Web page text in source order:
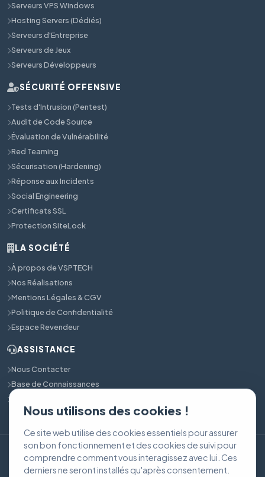
Serveurs VPS Windows
Hosting Servers (Dédiés)
Serveurs d'Entreprise
Serveurs de Jeux
Serveurs Développeurs
SÉCURITÉ OFFENSIVE
Tests d'Intrusion (Pentest)
Audit de Code Source
Évaluation de Vulnérabilité
Red Teaming
Sécurisation (Hardening)
Réponse aux Incidents
Social Engineering
Certificats SSL
Protection SiteLock
LA SOCIÉTÉ
À propos de VSPTECH
Nos Réalisations
Mentions Légales & CGV
Politique de Confidentialité
Espace Revendeur
ASSISTANCE
Nous Contacter
Base de Connaissances
© 2017 - 2026 VSPTECH. Tous droits réservés.
CGV & Mentions Légales Confidentialité
Nous utilisons des cookies !
Ce site web utilise des cookies essentiels pour assurer
son bon fonctionnement et des cookies de suivi pour
comprendre comment vous interagissez avec lui. Ces
derniers ne seront installés qu'après consentement.